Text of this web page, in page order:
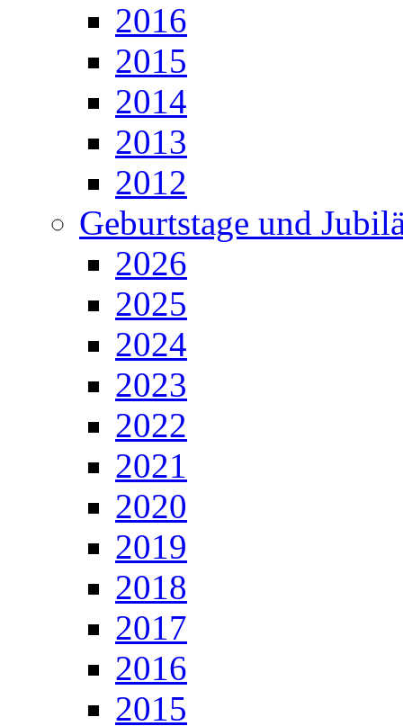
2016
2015
2014
2013
2012
Geburtstage und
2026
2025
2024
2023
2022
2021
2020
2019
2018
2017
2016
2015